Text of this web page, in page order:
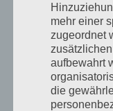
mehr einer
zugeordnet
aufbewahrt
die